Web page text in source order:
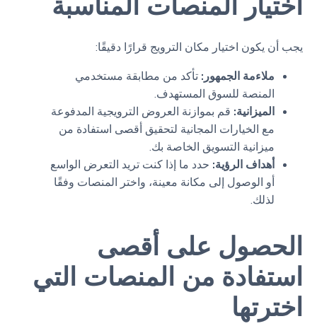
يجب أن يكون اختيار مكان الترويج قرارًا دقيقًا:
ملاءمة الجمهور: تأكد من مطابقة مستخدمي
المنصة للسوق المستهدف.
الميزانية: قم بموازنة العروض الترويجية المدفوعة
مع الخيارات المجانية لتحقيق أقصى استفادة من
ميزانية التسويق الخاصة بك.
أهداف الرؤية: حدد ما إذا كنت تريد التعرض الواسع
أو الوصول إلى مكانة معينة، واختر المنصات وفقًا
لذلك.
الحصول على أقصى
استفادة من المنصات التي
اخترتها